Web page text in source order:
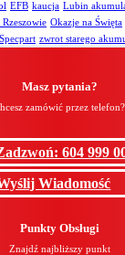
EFB kaucja Lubin
Okazje na Święta
Specpart zwrot starego
Masz pytania?
zamówić przez telefon?
604 999
Wiadomość
Punkty Obsługi
Znajdź najbliższy punkt